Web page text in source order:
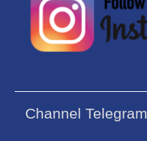
Channel Telegram